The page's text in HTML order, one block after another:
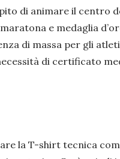
di animare il centro
e medaglia
di massa per gli
di certificato
la T-shirt tecnica